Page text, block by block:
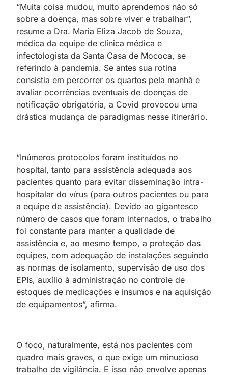
“Muita coisa mudou, muito aprendemos não só
sobre a doença, mas sobre viver e trabalhar”,
resume a Dra. Maria Eliza Jacob de Souza,
médica da equipe de clínica médica e
infectologista da Santa Casa de Mococa, se
referindo à pandemia. Se antes sua rotina
consistia em percorrer os quartos pela manhã e
avaliar ocorrências eventuais de doenças de
notificação obrigatória, a Covid provocou uma
drástica mudança de paradigmas nesse itinerário.
“Inúmeros protocolos foram instituídos no
hospital, tanto para assistência adequada aos
pacientes quanto para evitar disseminação intra-
hospitalar do vírus (para outros pacientes ou para
a equipe de assistência). Devido ao gigantesco
número de casos que foram internados, o trabalho
foi constante para manter a qualidade de
assistência e, ao mesmo tempo, a proteção das
equipes, com adequação de instalações seguindo
as normas de isolamento, supervisão de uso dos
EPIs, auxílio à administração no controle de
estoques de medicações e insumos e na aquisição
de equipamentos”, afirma.
O foco, naturalmente, está nos pacientes com
quadro mais graves, o que exige um minucioso
trabalho de vigilância. E isso não envolve apenas